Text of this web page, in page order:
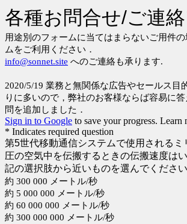
各種お問合せ/ご連
用途別のフォームに当てはまらないご用件
ムをご利用ください．
info@sonnet.site へのご連絡も承ります.
2020/5/19 業務と無関係な広告やセールス目
りに多いので，弊社のお客様ならば容易に
問を追加しました．
Sign in to Google to save your progress. Learn
* Indicates required question
第5世代移動通信システムで使用されるミ
圧の空気中を伝搬するときの伝搬速度は
記の選択肢から近いものを選んでください
約 300 000 メートル/秒
約 5 000 000 メートル/秒
約 60 000 000 メートル/秒
約 300 000 000 メートル/秒